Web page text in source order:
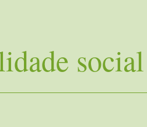
social